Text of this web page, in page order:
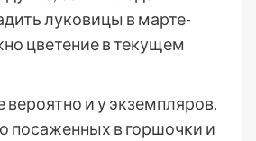
луковицы в марте-
цветение в текущем
вероятно и у экземпляров,
посаженных в горшочки и